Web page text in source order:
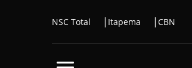
NSC Total Itapema CBN